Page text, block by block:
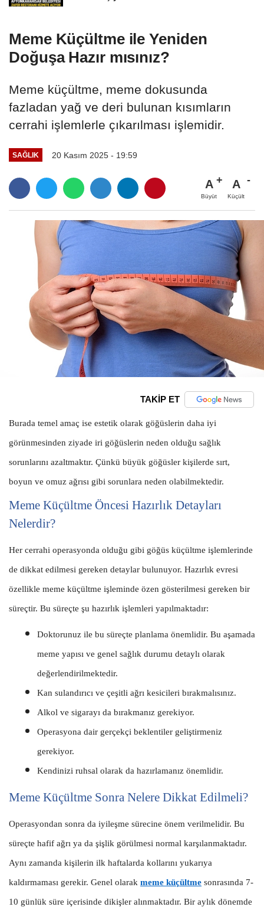
Meme Küçültme ile Yeniden
Doğuşa Hazır mısınız?
Meme küçültme, meme dokusunda
fazladan yağ ve deri bulunan kısımların
cerrahi işlemlerle çıkarılması işlemidir.
SAĞLIK 20 Kasım 2025 - 19:59
A
Büyüt
A
Küçült
TAKİP ET
Burada temel amaç ise estetik olarak göğüslerin daha iyi
görünmesinden ziyade iri göğüslerin neden olduğu sağlık
sorunlarını azaltmaktır. Çünkü büyük göğüsler kişilerde sırt,
boyun ve omuz ağrısı gibi sorunlara neden olabilmektedir.
Meme Küçültme Öncesi Hazırlık Detayları
Nelerdir?
Her cerrahi operasyonda olduğu gibi göğüs küçültme işlemlerinde
de dikkat edilmesi gereken detaylar bulunuyor. Hazırlık evresi
özellikle meme küçültme işleminde özen gösterilmesi gereken bir
süreçtir. Bu süreçte şu hazırlık işlemleri yapılmaktadır:
Doktorunuz ile bu süreçte planlama önemlidir. Bu aşamada
meme yapısı ve genel sağlık durumu detaylı olarak
değerlendirilmektedir.
Kan sulandırıcı ve çeşitli ağrı kesicileri bırakmalısınız.
Alkol ve sigarayı da bırakmanız gerekiyor.
Operasyona dair gerçekçi beklentiler geliştirmeniz
gerekiyor.
Kendinizi ruhsal olarak da hazırlamanız önemlidir.
Meme Küçültme Sonra Nelere Dikkat Edilmeli?
Operasyondan sonra da iyileşme sürecine önem verilmelidir. Bu
süreçte hafif ağrı ya da şişlik görülmesi normal karşılanmaktadır.
Aynı zamanda kişilerin ilk haftalarda kollarını yukarıya
kaldırmaması gerekir. Genel olarak meme küçültme sonrasında 7-
10 günlük süre içerisinde dikişler alınmaktadır. Bir aylık dönemde